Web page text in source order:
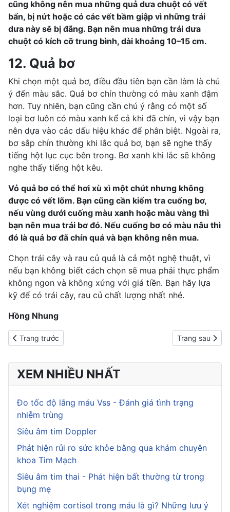
cũng không nên mua những quả dưa chuột có vết
bẩn, bị nứt hoặc có các vết bầm giập vì những trái
dưa này sẽ bị đắng. Bạn nên mua những trái dưa
chuột có kích cỡ trung bình, dài khoảng 10–15 cm.
12. Quả bơ
Khi chọn một quả bơ, điều đầu tiên bạn cần làm là chú
ý đến màu sắc. Quả bơ chín thường có màu xanh đậm
hơn. Tuy nhiên, bạn cũng cần chú ý rằng có một số
loại bơ luôn có màu xanh kể cả khi đã chín, vì vậy bạn
nên dựa vào các dấu hiệu khác để phân biệt. Ngoài ra,
bơ sắp chín thường khi lắc quả bơ, bạn sẽ nghe thấy
tiếng hột lục cục bên trong. Bơ xanh khi lắc sẽ không
nghe thấy tiếng hột kêu.
Vỏ quả bơ có thể hơi xù xì một chút nhưng không
được có vết lõm. Bạn cũng cần kiểm tra cuống bơ,
nếu vùng dưới cuống màu xanh hoặc màu vàng thì
bạn nên mua trái bơ đó. Nếu cuống bơ có màu nâu thì
đó là quả bơ đã chín quá và bạn không nên mua.
Chọn trái cây và rau củ quả là cả một nghệ thuật, vì
nếu bạn không biết cách chọn sẽ mua phải thực phẩm
không ngon và không xứng với giá tiền. Bạn hãy lựa
kỹ để có trái cây, rau củ chất lượng nhất nhé.
Hồng Nhung
Previous article: Có kinh nên ăn gì và không nên ăn gì để giảm
Trang trước Next article: Bí
Trang sau
XEM NHIỀU NHẤT
Đo tốc độ lắng máu Vss - Đánh giá tình trạng
nhiễm trùng
Siêu âm tim Doppler
Phát hiện rủi ro sức khỏe bằng qua khám chuyên
khoa Tim Mạch
Siêu âm tim thai - Phát hiện bất thường từ trong
bụng mẹ
Xét nghiệm cortisol trong máu là gì? Những lưu ý